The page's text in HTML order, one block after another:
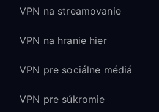
VPN na streamovanie
VPN na hranie hier
VPN pre sociálne médiá
VPN pre súkromie